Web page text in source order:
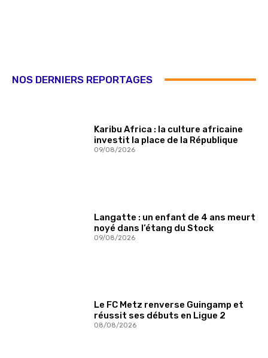
NOS DERNIERS REPORTAGES
Karibu Africa : la culture africaine
investit la place de la République
09/08/2026
Langatte : un enfant de 4 ans meurt
noyé dans l’étang du Stock
09/08/2026
Le FC Metz renverse Guingamp et
réussit ses débuts en Ligue 2
08/08/2026